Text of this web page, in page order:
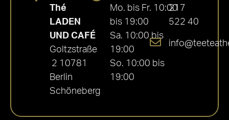
Thé
LADEN
UND CAFÉ
Goltzstraße
2 10781
Berlin
Schöneberg
Mo. bis Fr. 10:00
bis 19:00
Sa. 10:00 bis
19:00
So. 10:00 bis
19:00
217
522 40